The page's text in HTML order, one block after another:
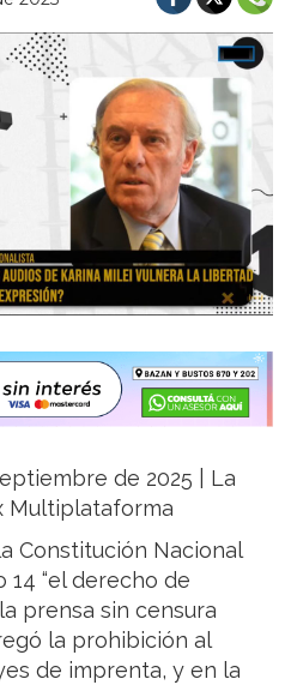
de 2025 | La
Multiplataforma
Constitución Nacional
“el derecho de
prensa sin censura
la prohibición al
de imprenta, y en la